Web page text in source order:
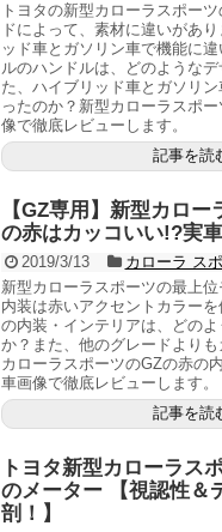
トヨタの新型カローラスポー
ドによって、素材に違いがあ
ッド車とガソリン車で機能に
ルのハンドルは、どのような
た、ハイブリッド車とガソリ
ったのか？新型カローラスポ
像で徹底レビューします。
記事を読
【GZ専用】新型カロ
の赤はカッコいい!?実
2019/3/13
カローラ ス
新型カローラスポーツの最上
内装は赤いアクセントカラー
の内装・インテリアは、どの
か？また、他のグレードより
カローラスポーツのGZの赤の
車画像で徹底レビューします。
記事を読
トヨタ新型カローラス
のメーター 【視認性＆
剖！】